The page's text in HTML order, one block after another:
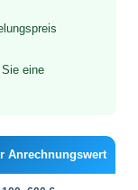
eine
Anrechnungswert